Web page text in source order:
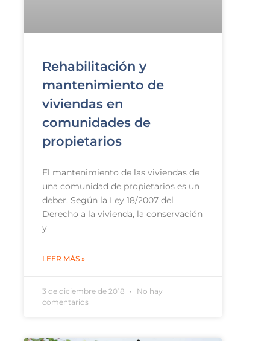
Rehabilitación y
mantenimiento de
viviendas en
comunidades de
propietarios
El mantenimiento de las viviendas de
una comunidad de propietarios es un
deber. Según la Ley 18/2007 del
Derecho a la vivienda, la conservación
y
LEER MÁS »
3 de diciembre de 2018
No hay
comentarios